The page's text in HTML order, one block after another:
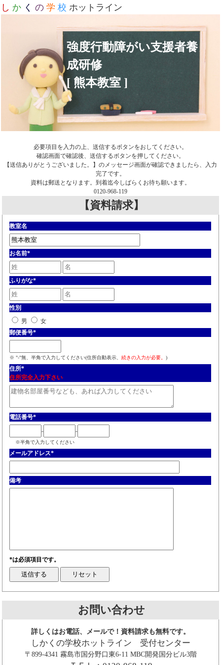
し か く の 学 校 ホットライン
強度行動障がい支援者養
成研修
[ 熊本教室 ]
必要項目を入力の上、送信するボタンをおしてください。
確認画面で確認後、送信するボタンを押してください。
【送信ありがとうございました。】のメッセージ画面が確認できましたら、入力
完了です。
資料は郵送となります。到着迄今しばらくお待ち願います。
0120-968-119
【資料請求】
教室名
お名前*
ふりがな*
性別
男
女
郵便番号*
※ "-"無、半角で入力してください(住所自動表示、 続きの入力が必要。 )
住所*
住所完全入力下さい
電話番号*
-
-
※半角で入力してください
メールアドレス*
備考
*は必須項目です。
お問い合わせ
詳しくはお電話、メールで！資料請求も無料です。
しかくの学校ホットライン 受付センター
〒899-4341 霧島市国分野口東6-11 MBC開発国分ビル3階